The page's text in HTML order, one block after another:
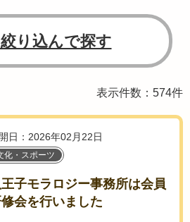
り込んで探す
表示件数：574件
日：2026年02月22日
化・スポーツ
子モラロジー事務所は会員
会を行いました